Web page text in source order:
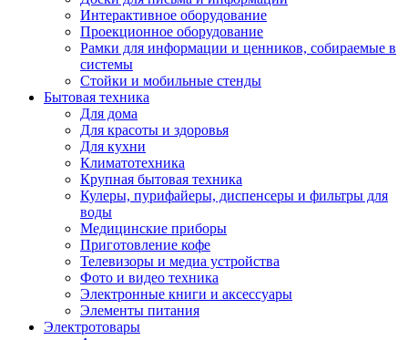
Интерактивное оборудование
Проекционное оборудование
Рамки для информации и ценников, собираемые в
системы
Стойки и мобильные стенды
Бытовая техника
Для дома
Для красоты и здоровья
Для кухни
Климатотехника
Крупная бытовая техника
Кулеры, пурифайеры, диспенсеры и фильтры для
воды
Медицинские приборы
Приготовление кофе
Телевизоры и медиа устройства
Фото и видео техника
Электронные книги и аксессуары
Элементы питания
Электротовары